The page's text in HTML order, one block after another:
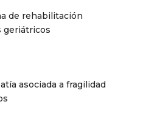
de rehabilitación
geriátricos
asociada a fragilidad